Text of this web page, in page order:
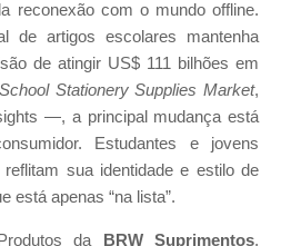
reconexão com o mundo offline.
de artigos escolares mantenha
de atingir US$ 111 bilhões em
School Stationery Supplies Market,
—, a principal mudança está
Estudantes e jovens
sua identidade e estilo de
está apenas “na lista”.
da BRW Suprimentos,